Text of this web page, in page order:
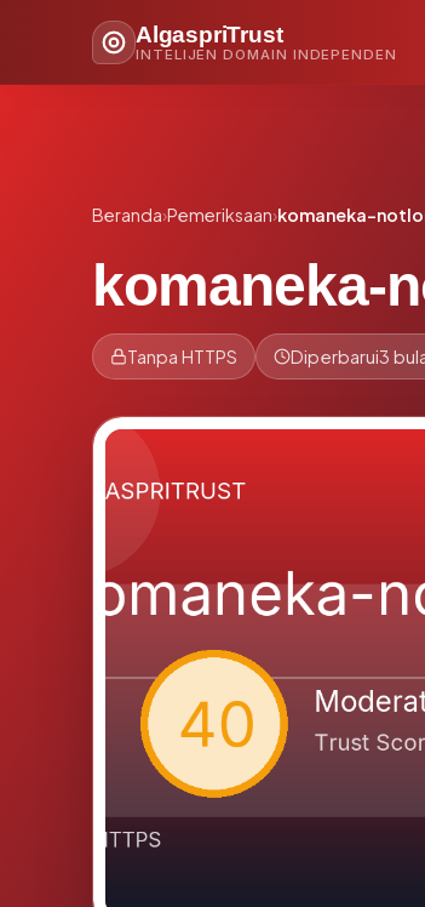
AlgaspriTrust
INTELIJEN DOMAIN INDEPENDEN
Beranda›Pemeriksaan›komaneka-
komaneka-
Tanpa HTTPS Diperbarui3